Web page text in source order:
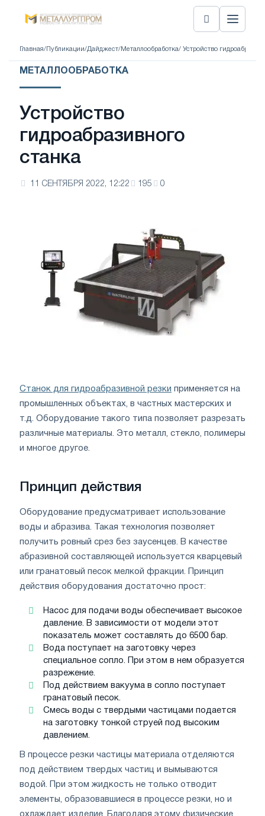
Главная/ Публикации/Дайджест/ Металлообработка/ Устройство
МЕТАЛЛООБРАБОТКА
Устройство
гидроабразивного
станка
11 СЕНТЯБРЯ 2022, 12:22 195 0
Станок для гидроабразивной резки применяется на
промышленных объектах, в частных мастерских и
т.д. Оборудование такого типа позволяет разрезать
различные материалы. Это металл, стекло, полимеры
и многое другое.
Принцип действия
Оборудование предусматривает использование
воды и абразива. Такая технология позволяет
получить ровный срез без заусенцев. В качестве
абразивной составляющей используется кварцевый
или гранатовый песок мелкой фракции. Принцип
действия оборудования достаточно прост:
Насос для подачи воды обеспечивает высокое
давление. В зависимости от модели этот
показатель может составлять до 6500 бар.
Вода поступает на заготовку через
специальное сопло. При этом в нем образуется
разрежение.
Под действием вакуума в сопло поступает
гранатовый песок.
Смесь воды с твердыми частицами подается
на заготовку тонкой струей под высоким
давлением.
В процессе резки частицы материала отделяются
под действием твердых частиц и вымываются
водой. При этом жидкость не только отводит
элементы, образовавшиеся в процессе резки, но и
охлаждает изделие. Благодаря этому физические